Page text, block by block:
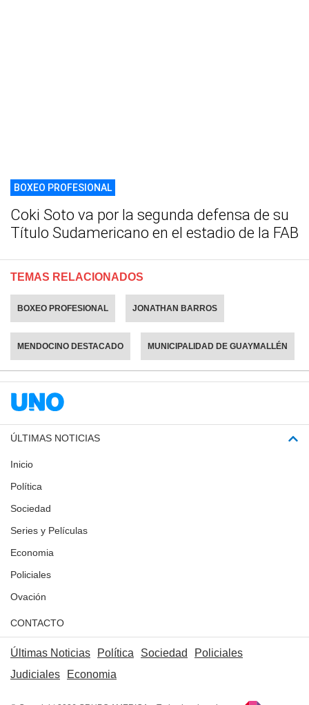
BOXEO PROFESIONAL
Coki Soto va por la segunda defensa de su
Título Sudamericano en el estadio de la FAB
TEMAS RELACIONADOS
BOXEO PROFESIONAL JONATHAN BARROS
MENDOCINO DESTACADO MUNICIPALIDAD DE GUAYMALLÉN
ÚLTIMAS NOTICIAS
Inicio
Política
Sociedad
Series y Películas
Economia
Policiales
Ovación
CONTACTO
Últimas Noticias Política Sociedad
Policiales
Judiciales
Economia